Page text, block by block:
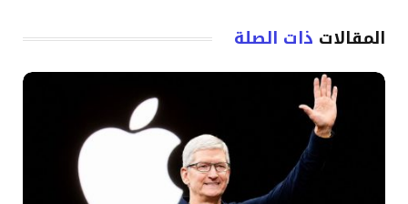
المقالات ذات الصلة